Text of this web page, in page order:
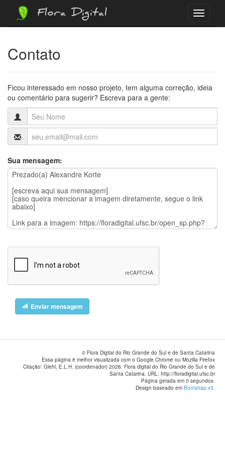
Menu
Flora Digital
Contato
Ficou interessado em nosso projeto, tem alguma correção, ideia
ou comentário para sugerir? Escreva para a gente:
Sua mensagem:
Enviar mensagem
© Flora Digital do Rio Grande do Sul e de Santa Catarina
Essa página é melhor visualizada com o Google Chrome ou Mozilla Firefox
Citação: Giehl, E.L.H. (coordenador) 2026. Flora digital do Rio Grande do Sul e de
Santa Catarina. URL: http://floradigital.ufsc.br
Página gerada em 0 segundos.
Design baseado em Bootstrap v3.